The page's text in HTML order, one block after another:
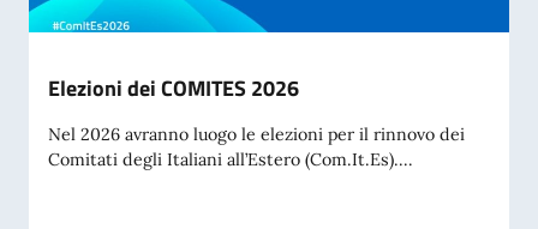
Elezioni dei COMITES 2026
Nel 2026 avranno luogo le elezioni per il rinnovo dei
Comitati degli Italiani all’Estero (Com.It.Es)....